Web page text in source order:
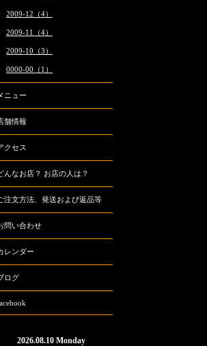
2009-12（4）
2009-11（4）
2009-10（3）
0000-00（1）
ニュー
舗情報
クセス
んなお店？ お店の人は？
注文方法、発送および返品等
問い合わせ
レンダー
ログ
2026.08.10 Monday